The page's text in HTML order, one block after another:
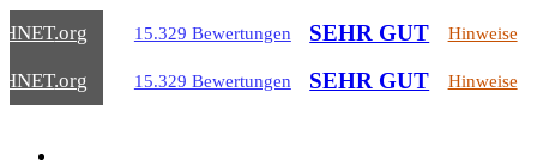
.org 15.329 Bewertungen SEHR GUT Hinweise
.org 15.329 Bewertungen SEHR GUT Hinweise